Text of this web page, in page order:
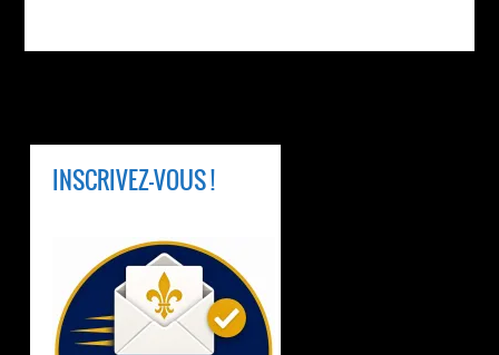
INSCRIVEZ-VOUS !